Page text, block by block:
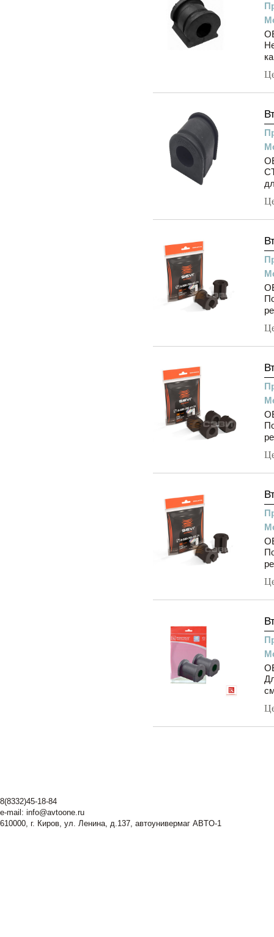
8(8332)45-18-84
e-mail: info@avtoone.ru
610000, г. Киров, ул. Ленина, д.137, автоунивермаг ABTO-1